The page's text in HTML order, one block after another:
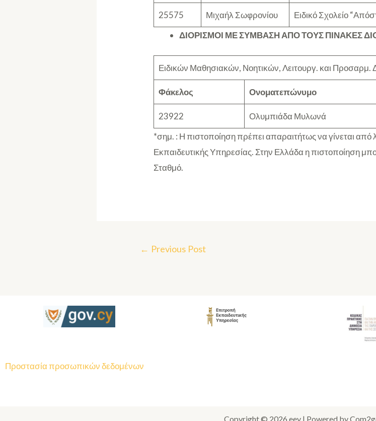
25575 Μιχαήλ Σωφρονίου
Ειδικό Σχολείο
ΔΙΟΡΙΣΜΟΙ ΜΕ ΣΥΜΒΑΣΗ ΑΠΟ ΤΟΥΣ ΠΙΝΑΚΕΣ
Ειδικών Μαθησιακών, Νοητικών, Λειτουργ. και Προσαρμ.
Φάκελος Ονοματεπώνυμο
23922 Ολυμπιάδα Μυλωνά
*σημ. : Η πιστοποίηση πρέπει απαραιτήτως να γίνεται από
Εκπαιδευτικής Υπηρεσίας. Στην Ελλάδα η πιστοποίηση
Σταθμό.
← Previous Post
Προστασία προσωπικών δεδομένων
Copyright © 2026 eey | Powered by